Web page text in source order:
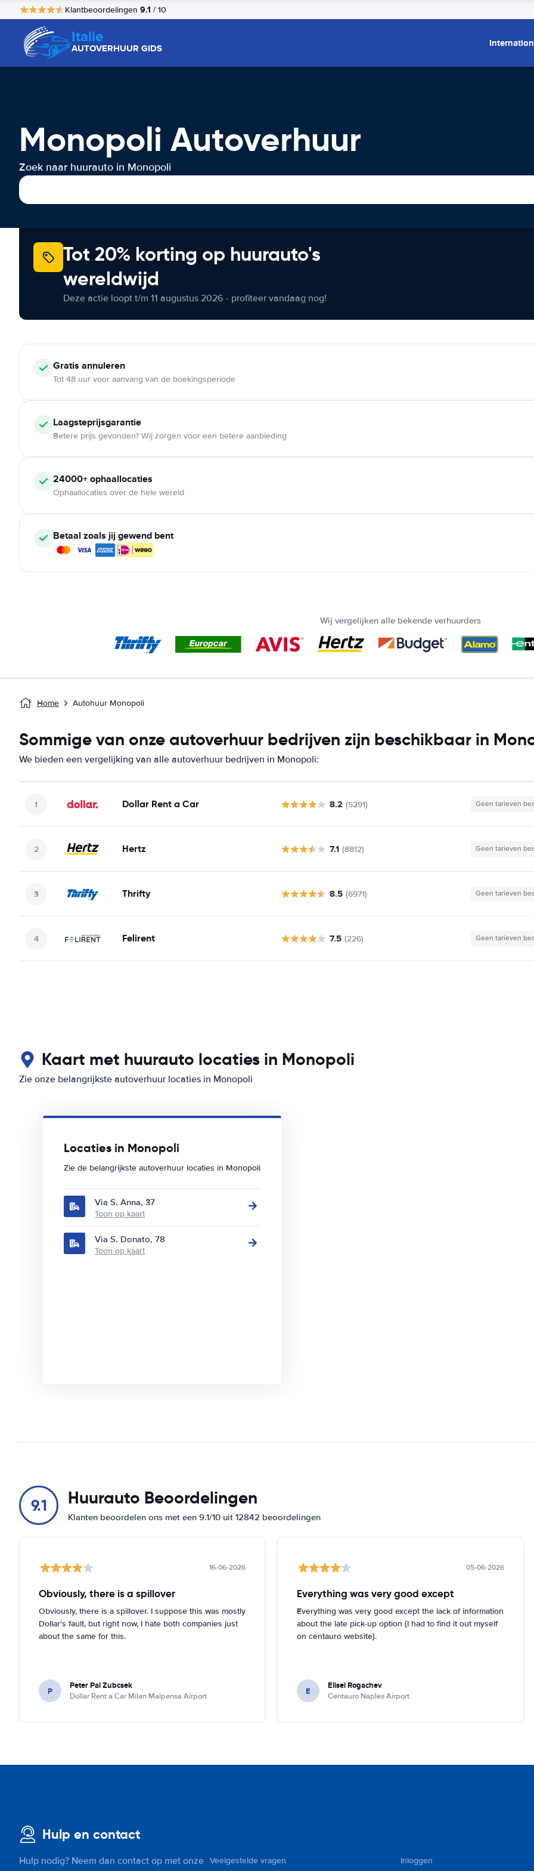
Klantbeoordelingen 9.1 / 10
Italie
AUTOVERHUUR GIDS
Monopoli Autoverhuur
Zoek naar huurauto in Monopoli
Tot 20% korting op huurauto's
wereldwijd
Deze actie loopt t/m 11 augustus 2026 - profiteer vandaag nog!
Gratis annuleren
Tot 48 uur voor aanvang van de boekingsperiode
Laagsteprijsgarantie
Betere prijs gevonden? Wij zorgen voor een betere aanbieding
24000+ ophaallocaties
Ophaallocaties over de hele wereld
Betaal zoals jij gewend bent
Wij vergelijken alle bekende verhuurders
Home Autohuur Monopoli
Sommige van onze autoverhuur bedrijven zijn beschikbaar in
We bieden een vergelijking van alle autoverhuur bedrijven in Monopoli:
Dollar Rent a Car 8.2 (5291) Geen tarieven
Hertz 7.1 (8812) Geen tarieven
Thrifty 8.5 (6971) Geen tarieven
Felirent 7.5 (226) Geen tarieven
Kaart met huurauto locaties in Monopoli
Zie onze belangrijkste autoverhuur locaties in Monopoli
Locaties in Monopoli
Zie de belangrijkste autoverhuur locaties in Monopoli
Via S. Anna, 37
Toon op kaart
Via S. Donato, 78
Toon op kaart
9.1 Huurauto Beoordelingen
Klanten beoordelen ons met een 9.1/10 uit 12842 beoordelingen
16-06-2026
Obviously, there is a spillover
Obviously, there is a spillover. I suppose this was mostly
Dollar's fault, but right now, I hate both companies just
about the same for this.
P Peter Pal Zubcsek
Dollar Rent a Car Milan Malpensa Airport
05-06-2026
Everything was very good except
Everything was very good except the lack of information
about the late pick-up option (I had to find it out myself
on centauro website).
E Elisei Rogachev
Centauro Naples Airport
Hulp en contact
Hulp nodig? Neem dan contact op met onze Veelgestelde vragen
Inloggen